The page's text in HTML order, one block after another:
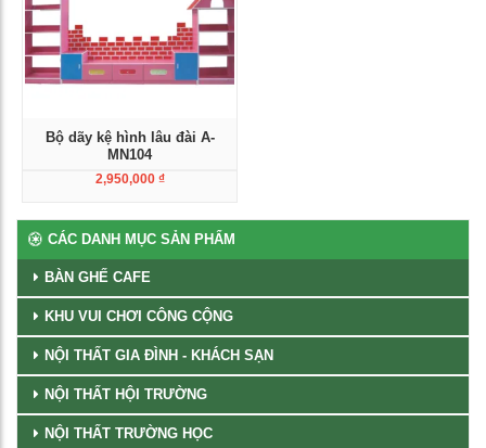
Bộ dãy kệ hình lâu đài A-
MN104
2,950,000 ₫
CÁC DANH MỤC SẢN PHẨM
BÀN GHẾ CAFE
KHU VUI CHƠI CÔNG CỘNG
NỘI THẤT GIA ĐÌNH - KHÁCH SẠN
NỘI THẤT HỘI TRƯỜNG
NỘI THẤT TRƯỜNG HỌC